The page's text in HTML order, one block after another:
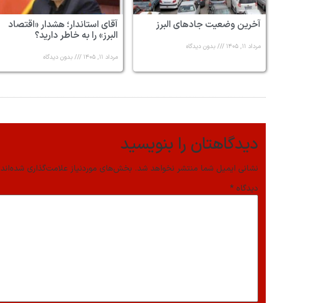
آخرین وضعیت جادهای البرز
مرداد ۱۱, ۱۴۰۵ بدون دیدگاه
آقای استاندار؛ هشدار «اقتصاد
البرز» را به خاطر دارید؟
مرداد ۱۱, ۱۴۰۵ بدون دیدگاه
دیدگاهتان را بنویسید
نشانی ایمیل شما منتشر نخواهد شد. بخش‌های موردنیاز علامت‌گذاری شده‌اند
دیدگاه *